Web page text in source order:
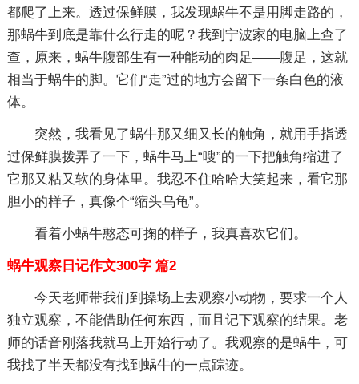
都爬了上来。透过保鲜膜，我发现蜗牛不是用脚走路的，
那蜗牛到底是靠什么行走的呢？我到宁波家的电脑上查了
查，原来，蜗牛腹部生有一种能动的肉足——腹足，这就
相当于蜗牛的脚。它们“走”过的地方会留下一条白色的液
体。
突然，我看见了蜗牛那又细又长的触角，就用手指透
过保鲜膜拨弄了一下，蜗牛马上“嗖”的一下把触角缩进了
它那又粘又软的身体里。我忍不住哈哈大笑起来，看它那
胆小的样子，真像个“缩头乌龟”。
看着小蜗牛憨态可掬的样子，我真喜欢它们。
蜗牛观察日记作文300字 篇2
今天老师带我们到操场上去观察小动物，要求一个人
独立观察，不能借助任何东西，而且记下观察的结果。老
师的话音刚落我就马上开始行动了。我观察的是蜗牛，可
我找了半天都没有找到蜗牛的一点踪迹。